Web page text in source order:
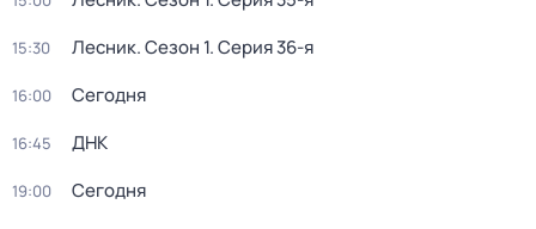
15:30 Лесник. Сезон 1. Серия 36-я
16:00 Сегодня
16:45 ДНК
19:00 Сегодня